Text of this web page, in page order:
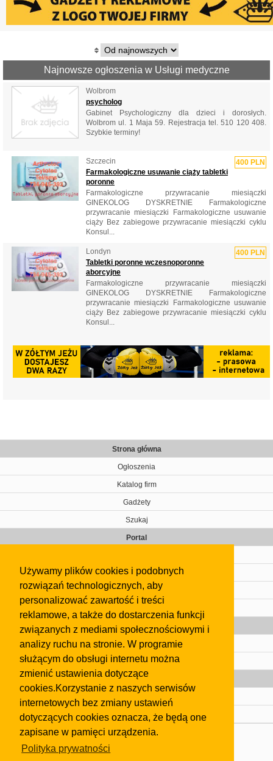
Używamy plików cookies i podobnych
rozwiązań technologicznych, aby
personalizować zawartość i treści
reklamowe, a także do dostarczenia funkcji
związanych z mediami społecznościowymi i
analizy ruchu na stronie. W programie
służącym do obsługi internetu można
zmienić ustawienia dotyczące
cookies.Korzystanie z naszych serwisów
internetowych bez zmiany ustawień
dotyczących cookies oznacza, że będą one
zapisane w pamięci urządzenia.
Polityka prywatności
Najnowsze ogłoszenia w Usługi medyczne
Wolbrom
psycholog
Gabinet Psychologiczny dla dzieci i dorosłych.
Wolbrom ul. 1 Maja 59. Rejestracja tel. 510 120 408.
Szybkie terminy!
400 PLN
Szczecin
Farmakologiczne usuwanie ciąży tabletki
poronne
‎Farmakologiczne przywracanie miesiączki
‎GINEKOLOG DYSKRETNIE ‎Farmakologiczne
przywracanie miesiączki ‎Farmakologiczne usuwanie
ciąży ‎Bez zabiegowe przywracanie miesiączki cyklu
‎Konsul...
400 PLN
Londyn
Tabletki poronne wczesnoporonne
aborcyjne
‎Farmakologiczne przywracanie miesiączki
‎GINEKOLOG DYSKRETNIE ‎Farmakologiczne
przywracanie miesiączki ‎Farmakologiczne usuwanie
ciąży ‎Bez zabiegowe przywracanie miesiączki cyklu
‎Konsul...
Strona główna
Ogłoszenia
Katalog firm
Gadżety
Szukaj
Portal
Kontakt
Regulamin
Gazeta
Olkusz
Kontakt
Strefa dla biznesu
Biura nieruchomości
Dealerzy i autokomisy
Skontaktuj się z nami